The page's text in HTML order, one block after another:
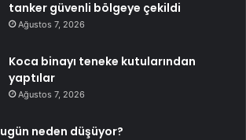
tanker güvenli bölgeye çekildi
Ağustos 7, 2026
Koca binayı teneke kutularından
yaptılar
Ağustos 7, 2026
neden düşüyor?